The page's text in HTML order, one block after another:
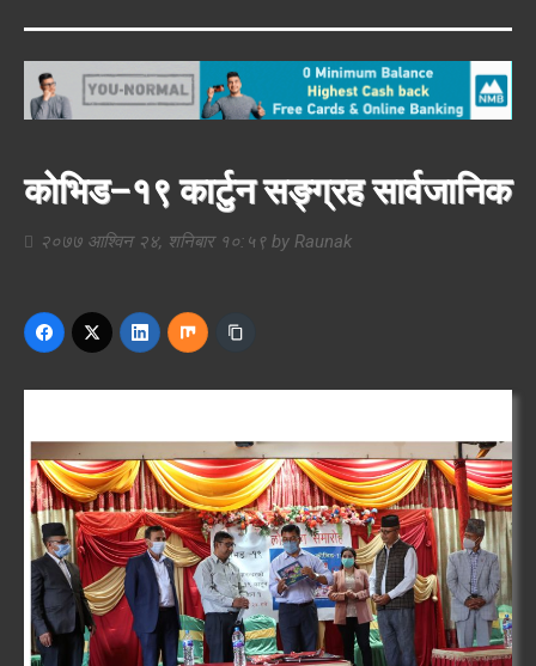
कोभिड–१९ कार्टुन सङ्ग्रह सार्वजानिक
२०७७ आश्विन २४, शनिबार १०:५९ by Raunak